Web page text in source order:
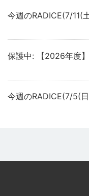
今週のRADICE(7/11(
保護中: 【2026年度
今週のRADICE(7/5(